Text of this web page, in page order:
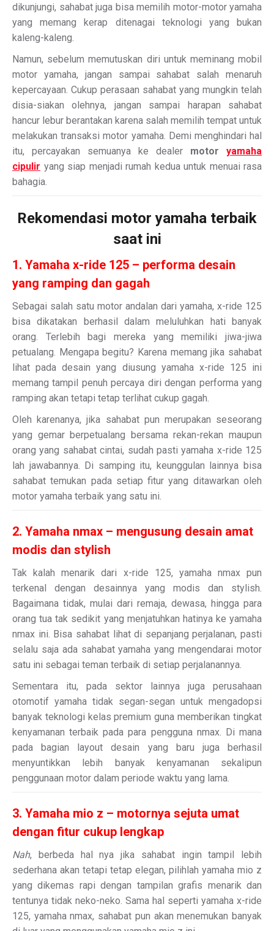
dikunjungi, sahabat juga bisa memilih motor-motor yamaha
yang memang kerap ditenagai teknologi yang bukan
kaleng-kaleng.
Namun, sebelum memutuskan diri untuk meminang mobil
motor yamaha, jangan sampai sahabat salah menaruh
kepercayaan. Cukup perasaan sahabat yang mungkin telah
disia-siakan olehnya, jangan sampai harapan sahabat
hancur lebur berantakan karena salah memilih tempat untuk
melakukan transaksi motor yamaha. Demi menghindari hal
itu, percayakan semuanya ke dealer motor yamaha
cipulir yang siap menjadi rumah kedua untuk menuai rasa
bahagia.
Rekomendasi motor yamaha terbaik
saat ini
1. Yamaha x-ride 125 – performa desain
yang ramping dan gagah
Sebagai salah satu motor andalan dari yamaha, x-ride 125
bisa dikatakan berhasil dalam meluluhkan hati banyak
orang. Terlebih bagi mereka yang memiliki jiwa-jiwa
petualang. Mengapa begitu? Karena memang jika sahabat
lihat pada desain yang diusung yamaha x-ride 125 ini
memang tampil penuh percaya diri dengan performa yang
ramping akan tetapi tetap terlihat cukup gagah.
Oleh karenanya, jika sahabat pun merupakan seseorang
yang gemar berpetualang bersama rekan-rekan maupun
orang yang sahabat cintai, sudah pasti yamaha x-ride 125
lah jawabannya. Di samping itu, keunggulan lainnya bisa
sahabat temukan pada setiap fitur yang ditawarkan oleh
motor yamaha terbaik yang satu ini.
2. Yamaha nmax – mengusung desain amat
modis dan stylish
Tak kalah menarik dari x-ride 125, yamaha nmax pun
terkenal dengan desainnya yang modis dan stylish.
Bagaimana tidak, mulai dari remaja, dewasa, hingga para
orang tua tak sedikit yang menjatuhkan hatinya ke yamaha
nmax ini. Bisa sahabat lihat di sepanjang perjalanan, pasti
selalu saja ada sahabat yamaha yang mengendarai motor
satu ini sebagai teman terbaik di setiap perjalanannya.
Sementara itu, pada sektor lainnya juga perusahaan
otomotif yamaha tidak segan-segan untuk mengadopsi
banyak teknologi kelas premium guna memberikan tingkat
kenyamanan terbaik pada para pengguna nmax. Di mana
pada bagian layout desain yang baru juga berhasil
menyuntikkan lebih banyak kenyamanan sekalipun
penggunaan motor dalam periode waktu yang lama.
3. Yamaha mio z – motornya sejuta umat
dengan fitur cukup lengkap
Nah, berbeda hal nya jika sahabat ingin tampil lebih
sederhana akan tetapi tetap elegan, pilihlah yamaha mio z
yang dikemas rapi dengan tampilan grafis menarik dan
tentunya tidak neko-neko. Sama hal seperti yamaha x-ride
125, yamaha nmax, sahabat pun akan menemukan banyak